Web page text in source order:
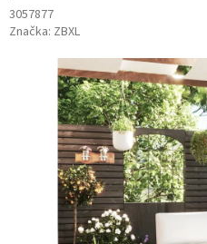
3057877
Značka: ZBXL